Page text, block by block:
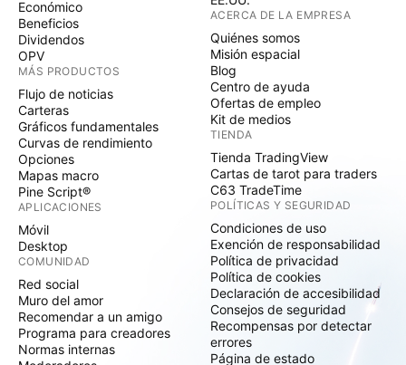
Económico
Beneficios
Dividendos
OPV
MÁS PRODUCTOS
Flujo de noticias
Carteras
Gráficos fundamentales
Curvas de rendimiento
Opciones
Mapas macro
Pine Script®
APLICACIONES
Móvil
Desktop
COMUNIDAD
Red social
Muro del amor
Recomendar a un amigo
Programa para creadores
Normas internas
ACERCA DE LA EMPRESA
Quiénes somos
Misión espacial
Blog
Centro de ayuda
Ofertas de empleo
Kit de medios
TIENDA
Tienda TradingView
Cartas de tarot para traders
C63 TradeTime
POLÍTICAS Y SEGURIDAD
Condiciones de uso
Exención de responsabilidad
Política de privacidad
Política de cookies
Declaración de accesibilidad
Consejos de seguridad
Recompensas por detectar
errores
Página de estado